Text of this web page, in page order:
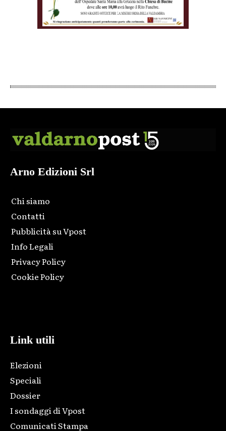
Arno Edizioni Srl
Chi siamo
Contatti
Pubblicità su Vpost
Info Legali
Privacy Policy
Cookie Policy
Link utili
Elezioni
Speciali
Dossier
I sondaggi di Vpost
Comunicati Stampa